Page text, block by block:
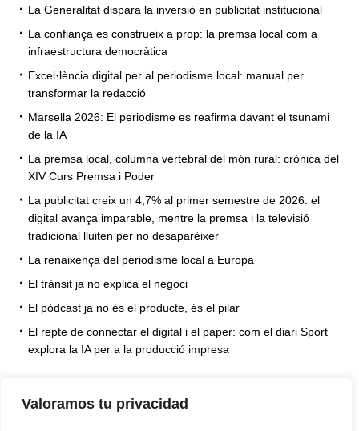
Valoramos tu privacidad
La Generalitat dispara la inversió en publicitat institucional
La confiança es construeix a prop: la premsa local com a
infraestructura democràtica
Excel·lència digital per al periodisme local: manual per
transformar la redacció
Marsella 2026: El periodisme es reafirma davant el tsunami
de la IA
La premsa local, columna vertebral del món rural: crònica del
XIV Curs Premsa i Poder
La publicitat creix un 4,7% al primer semestre de 2026: el
digital avança imparable, mentre la premsa i la televisió
tradicional lluiten per no desaparèixer
La renaixença del periodisme local a Europa
El trànsit ja no explica el negoci
El pòdcast ja no és el producte, és el pilar
El repte de connectar el digital i el paper: com el diari Sport
explora la IA per a la producció impresa